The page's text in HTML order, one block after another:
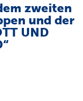
zweiten
und der
UND